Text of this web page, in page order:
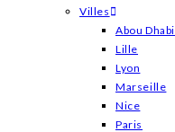
Villes
Abou Dhabi
Lille
Lyon
Marseille
Nice
Paris